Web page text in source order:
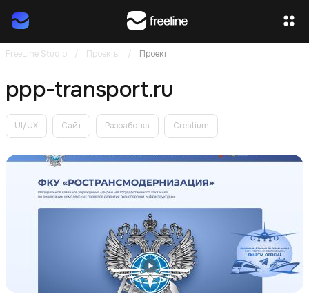
FreeLine Studio / Проекты / Проект
ppp-transport.ru
UI/UX Сайт Разработка Creatium